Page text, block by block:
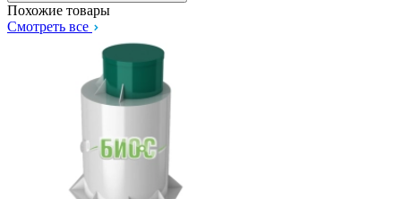
Похожие товары
Смотреть все